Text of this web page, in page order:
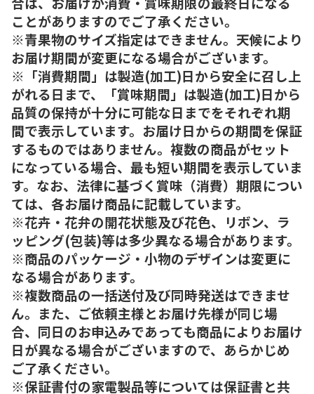
ことがありますのでご了承ください。
※青果物のサイズ指定はできません。天候により
お届け期間が変更になる場合がございます。
※「消費期間」は製造(加工)日から安全に召し上
がれる日まで、「賞味期間」は製造(加工)日から
品質の保持が十分に可能な日までをそれぞれ期
間で表示しています。お届け日からの期間を保証
するものではありません。複数の商品がセット
になっている場合、最も短い期間を表示していま
す。なお、法律に基づく賞味（消費）期限につい
ては、各お届け商品に記載しています。
※花卉・花弁の開花状態及び花色、リボン、ラ
ッピング(包装)等は多少異なる場合があります。
※商品のパッケージ・小物のデザインは変更に
なる場合があります。
※複数商品の一括送付及び同時発送はできませ
ん。また、ご依頼主様とお届け先様が同じ場
合、同日のお申込みであっても商品によりお届け
日が異なる場合がございますので、あらかじめ
ご了承ください。
※保証書付の家電製品等については保証書と共